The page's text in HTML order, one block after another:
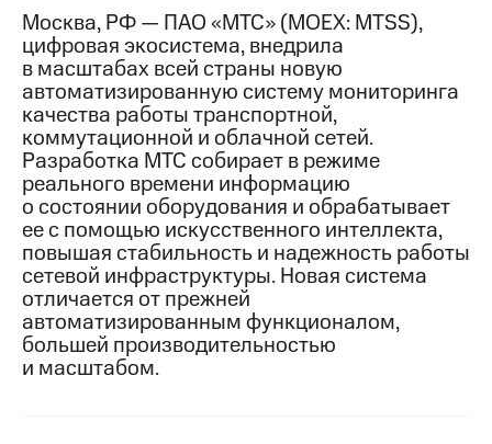
Контакты
Медиа-центр
Пресс-
релизы
МТС
о технологиях
Достижения
Интервью
Финансовая
отчетность
Контакты
Москва, РФ — ПАО «МТС» (MOEX: MTSS),
цифровая экосистема, внедрила
в масштабах всей страны новую
автоматизированную систему мониторинга
качества работы транспортной,
коммутационной и облачной сетей.
Разработка МТС собирает в режиме
реального времени информацию
о состоянии оборудования и обрабатывает
ее с помощью искусственного интеллекта,
повышая стабильность и надежность работы
сетевой инфраструктуры. Новая система
отличается от прежней
автоматизированным функционалом,
большей производительностью
и масштабом.